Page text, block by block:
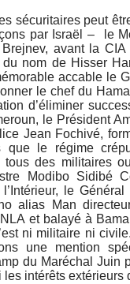
sécuritaires peut
par Israël – le
avant la
du nom de Hisser
accable le
le chef du
d’éliminer
le Président
Jean Fochivé,
que le régime
des militaires
Modibo Sidibé
le
alias Man
et balayé à
ni militaire ni
une mention
du Maréchal Juin
les intérêts